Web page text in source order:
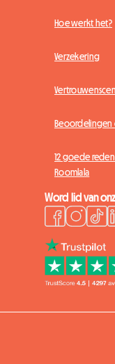
Hoe werkt het?
Verzekering
Beoordelingen
12 goede
Roomlala
Word lid van